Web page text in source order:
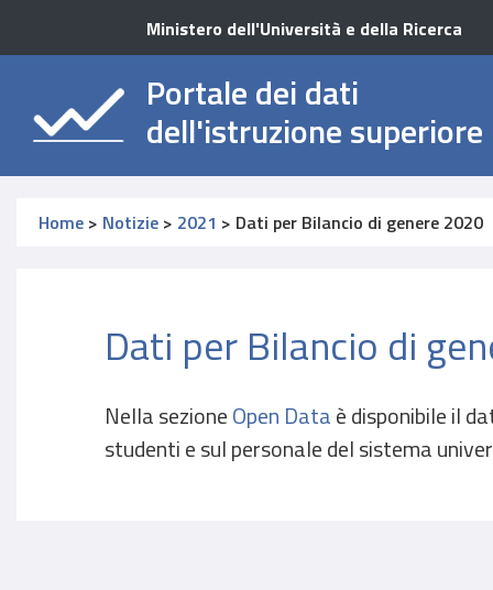
Ministero dell'Università e della Ricerca
Portale dei dati
dell'istruzione superiore
Home > Notizie > 2021 > Dati per Bilancio di genere 2020
Dati per Bilancio di
Nella sezioneOpen Dataè disponibile il
studenti e sul personale del sistema